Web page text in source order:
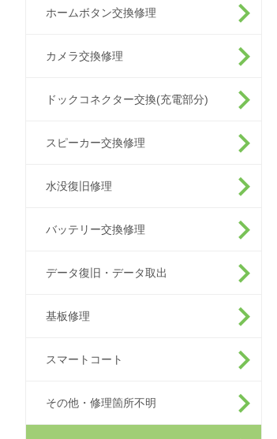
ホームボタン交換修理
カメラ交換修理
ドックコネクター交換(充電部分)
スピーカー交換修理
水没復旧修理
バッテリー交換修理
データ復旧・データ取出
基板修理
スマートコート
その他・修理箇所不明